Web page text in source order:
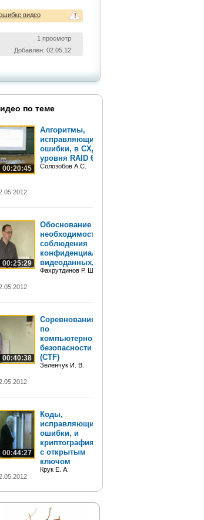
!
видео
1 просмотр
Добавлен: 02.05.12
по теме
00:20:45
Алгоритмы,
исправляющие
ошибки, в СХД
уровня RAID 6
Солозобов А.С.
00:25:29
Обоснование
необходимости
соблюдения
конфиденциальности
видеоданных, или...
Фахрутдинов Р. Ш.
00:40:38
Соревнования
по
компьютерной
безопасности
(CTF)
Зеленчук И. В.
00:44:27
Коды,
исправляющие
ошибки, и
криптография
с открытым
ключом
Крук Е. А.